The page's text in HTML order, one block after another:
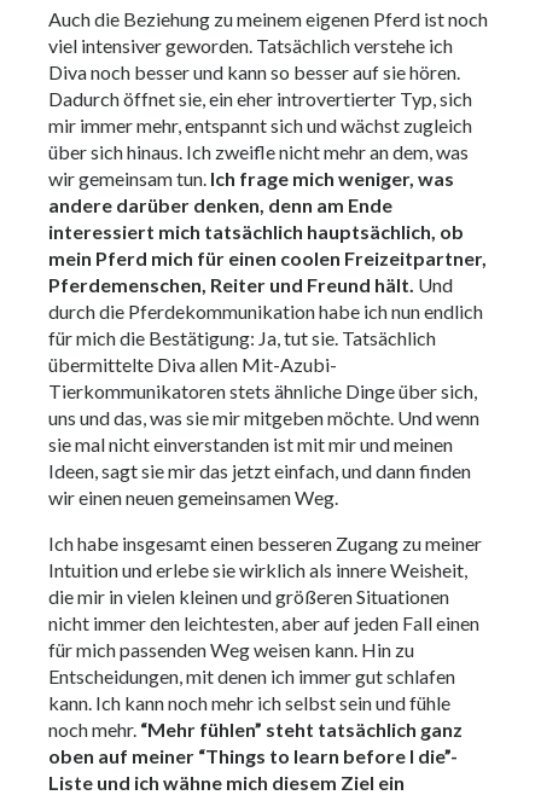
Auch die Beziehung zu meinem eigenen Pferd ist noch
viel intensiver geworden. Tatsächlich verstehe ich
Diva noch besser und kann so besser auf sie hören.
Dadurch öffnet sie, ein eher introvertierter Typ, sich
mir immer mehr, entspannt sich und wächst zugleich
über sich hinaus. Ich zweifle nicht mehr an dem, was
wir gemeinsam tun. Ich frage mich weniger, was
andere darüber denken, denn am Ende
interessiert mich tatsächlich hauptsächlich, ob
mein Pferd mich für einen coolen Freizeitpartner,
Pferdemenschen, Reiter und Freund hält. Und
durch die Pferdekommunikation habe ich nun endlich
für mich die Bestätigung: Ja, tut sie. Tatsächlich
übermittelte Diva allen Mit-Azubi-
Tierkommunikatoren stets ähnliche Dinge über sich,
uns und das, was sie mir mitgeben möchte. Und wenn
sie mal nicht einverstanden ist mit mir und meinen
Ideen, sagt sie mir das jetzt einfach, und dann finden
wir einen neuen gemeinsamen Weg.
Ich habe insgesamt einen besseren Zugang zu meiner
Intuition und erlebe sie wirklich als innere Weisheit,
die mir in vielen kleinen und größeren Situationen
nicht immer den leichtesten, aber auf jeden Fall einen
für mich passenden Weg weisen kann. Hin zu
Entscheidungen, mit denen ich immer gut schlafen
kann. Ich kann noch mehr ich selbst sein und fühle
noch mehr. “Mehr fühlen” steht tatsächlich ganz
oben auf meiner “Things to learn before I die”-
Liste und ich wähne mich diesem Ziel ein